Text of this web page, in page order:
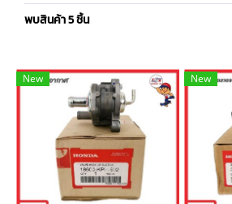
พบสินค้า 5 ชิ้น
New New